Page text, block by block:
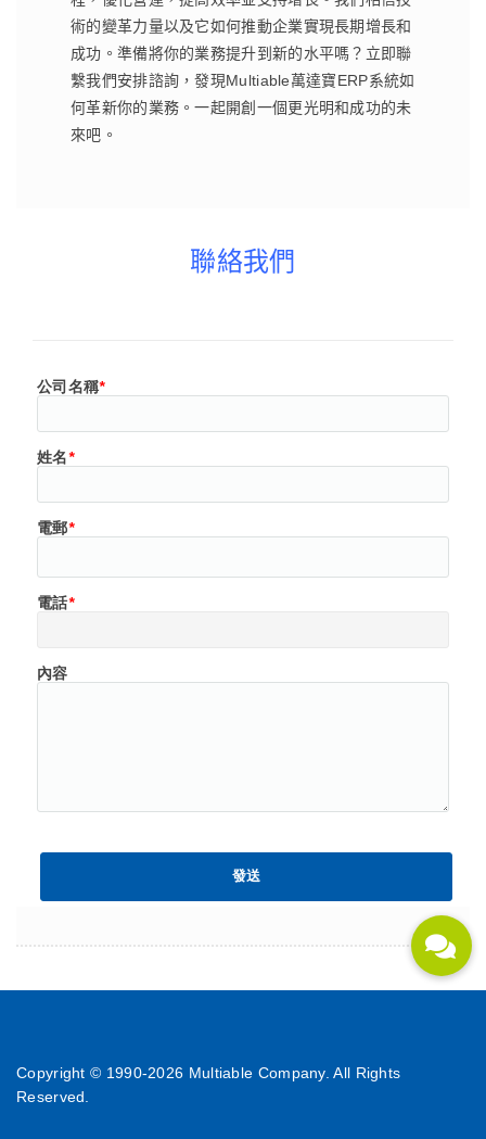
術的變革力量以及它如何推動企業實現長期增長和
成功。準備將你的業務提升到新的水平嗎？立即聯
繫我們安排諮詢，發現Multiable萬達寶ERP系統如
何革新你的業務。一起開創一個更光明和成功的未
來吧。
聯絡我們
公司名稱*
姓名*
電郵*
電話*
內容
Copyright © 1990-2026 Multiable Company. All Rights
Reserved.